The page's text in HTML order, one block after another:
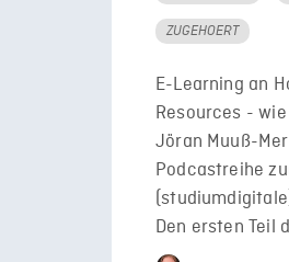
ZUGEHOERT
E-Learning an
Resources -
Jöran Muuß-
Podcastreihe
Den ersten Teil